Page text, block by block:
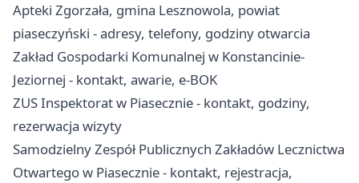
Apteki Zgorzała, gmina Lesznowola, powiat
piaseczyński - adresy, telefony, godziny otwarcia
Zakład Gospodarki Komunalnej w Konstancinie-
Jeziornej - kontakt, awarie, e-BOK
ZUS Inspektorat w Piasecznie - kontakt, godziny,
rezerwacja wizyty
Samodzielny Zespół Publicznych Zakładów Lecznictwa
Otwartego w Piasecznie - kontakt, rejestracja,